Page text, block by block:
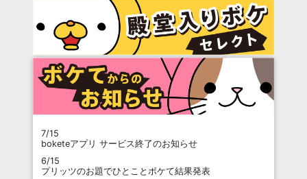
7/15
boketeアプリ サービス終了のお知らせ
6/15
プリッツのお題でひとことボケて結果発表